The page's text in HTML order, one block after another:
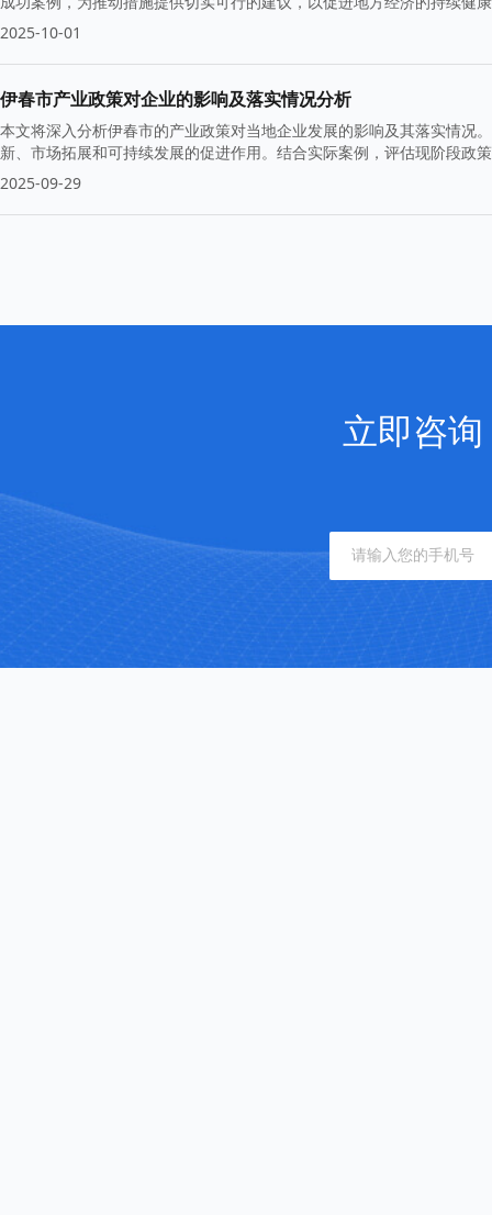
2025-10-01
伊春市产业政策对企业的影响及落实情况分析
本文将深入分析伊春市的产业政策对当地企业发展的影响及其落实情况
新、市场拓展和可持续发展的促进作用。结合实际案例，评估现阶段政
2025-09-29
立即咨